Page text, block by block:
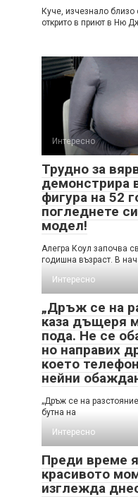
Куче, изчезнало
открито в приют в Ню
Интересно
Трудно за
демонстрира
фигура на 52
погледнете
модел!
Алегра Коул започва
годишна възраст. В
Интересно
„Дръж се на
каза дъщеря
пода. Не се
но направих
което
нейни
„Дръж се на
бутна на
Интересно
Преди време
красивото
изглежда